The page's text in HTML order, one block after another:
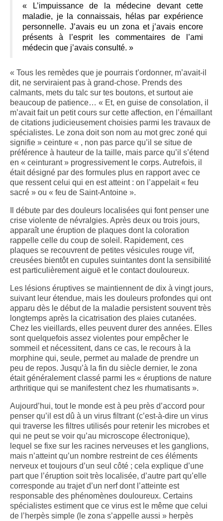
« L’impuissance de la médecine devant cette
maladie, je la connaissais, hélas par expérience
personnelle. J’avais eu un zona et j’avais encore
présents à l’esprit les commentaires de l’ami
médecin que j’avais consulté. »
« Tous les remèdes que je pourrais t’ordonner, m’avait-il
dit, ne serviraient pas à grand-chose. Prends des
calmants, mets du talc sur tes boutons, et surtout aie
beaucoup de patience… « Et, en guise de consolation, il
m’avait fait un petit cours sur cette affection, en l’émaillant
de citations judicieusement choisies parmi les travaux de
spécialistes. Le zona doit son nom au mot grec zoné qui
signifie » ceinture « , non pas parce qu’il se situe de
préférence à hauteur de la taille, mais parce qu’il s’étend
en « ceinturant » progressivement le corps. Autrefois, il
était désigné par des formules plus en rapport avec ce
que ressent celui qui en est atteint : on l’appelait « feu
sacré » ou « feu de Saint-Antoine ».
Il débute par des douleurs localisées qui font penser une
crise violente de névralgies. Après deux ou trois jours,
apparaît une éruption de plaques dont la coloration
rappelle celle du coup de soleil. Rapidement, ces
plaques se recouvrent de petites vésicules rouge vif,
creusées bientôt en cupules suintantes dont la sensibilité
est particulièrement aiguë et le contact douloureux.
Les lésions éruptives se maintiennent de dix à vingt jours,
suivant leur étendue, mais les douleurs profondes qui ont
apparu dès le début de la maladie persistent souvent très
longtemps après la cicatrisation des plaies cutanées.
Chez les vieillards, elles peuvent durer des années. Elles
sont quelquefois assez violentes pour empêcher le
sommeil et nécessitent, dans ce cas, le recours à la
morphine qui, seule, permet au malade de prendre un
peu de repos. Jusqu’à la fin du siècle dernier, le zona
était généralement classé parmi les « éruptions de nature
arthritique qui se manifestent chez les rhumatisants ».
Aujourd’hui, tout le monde est à peu près d’accord pour
penser qu’il est dû à un virus filtrant (c’est-à-dire un virus
qui traverse les filtres utilisés pour retenir les microbes et
qui ne peut se voir qu’au microscope électronique),
lequel se fixe sur les racines nerveuses et les ganglions,
mais n’atteint qu’un nombre restreint de ces éléments
nerveux et toujours d’un seul côté ; cela explique d’une
part que l’éruption soit très localisée, d’autre part qu’elle
corresponde au trajet d’un nerf dont l’atteinte est
responsable des phénomènes douloureux. Certains
spécialistes estiment que ce virus est le même que celui
de l’herpès simple (le zona s’appelle aussi » herpès